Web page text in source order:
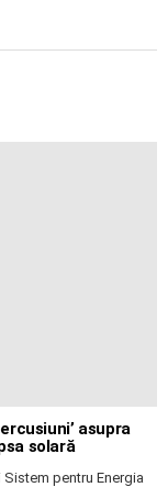
asupra
solară
pentru Energia